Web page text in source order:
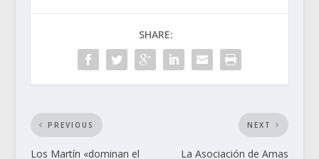
SHARE:
PREVIOUS
Los Martín «dominan el
NEXT
La Asociación de Amas